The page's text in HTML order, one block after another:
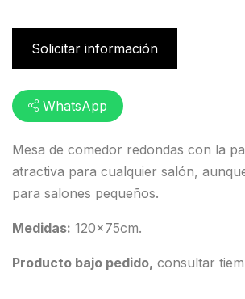
Mesa de comedor redondas con la
atractiva para cualquier salón,
para salones pequeños.
Medidas: 120x75cm.
Producto bajo pedido, consultar
Solicitar información
WhatsApp